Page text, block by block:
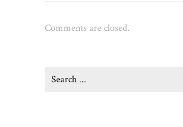
Comments are closed.